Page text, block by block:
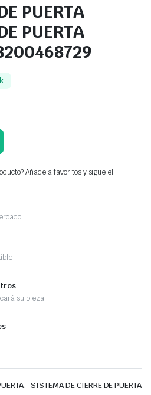
PUERTA
PUERTA
Añade a favoritos y sigue el
su pieza
, SISTEMA DE CIERRE DE PUERTA